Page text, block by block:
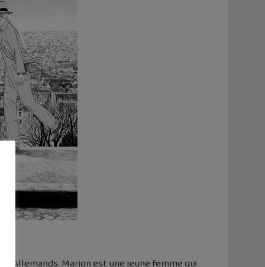
Allemands. Marion est une jeune femme qui